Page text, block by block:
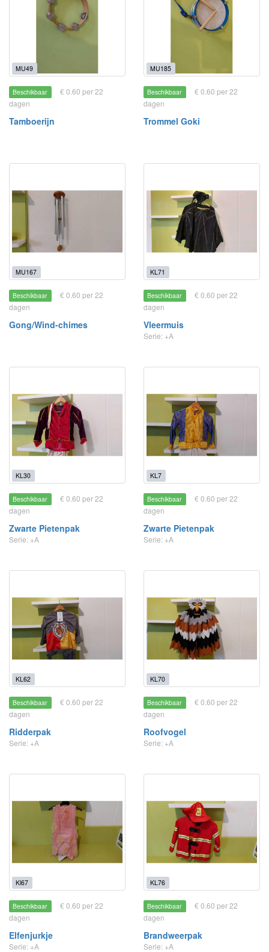
MU49
Beschikbaar
€ 0.60 per 22
dagen
Tamboerijn
MU185
Beschikbaar
€ 0.60 per 22
dagen
Trommel Goki
MU167
Beschikbaar
€ 0.60 per 22
dagen
Gong/Wind-chimes
KL71
Beschikbaar
€ 0.60 per 22
dagen
Vleermuis
Serie: +A
KL30
Beschikbaar
€ 0.60 per 22
dagen
Zwarte Pietenpak
Serie: +A
KL7
Beschikbaar
€ 0.60 per 22
dagen
Zwarte Pietenpak
Serie: +A
KL62
Beschikbaar
€ 0.60 per 22
dagen
Ridderpak
Serie: +A
KL70
Beschikbaar
€ 0.60 per 22
dagen
Roofvogel
Serie: +A
Kl67
Beschikbaar
€ 0.60 per 22
dagen
Elfenjurkje
Serie: +A
KL76
Beschikbaar
€ 0.60 per 22
dagen
Brandweerpak
Serie: +A